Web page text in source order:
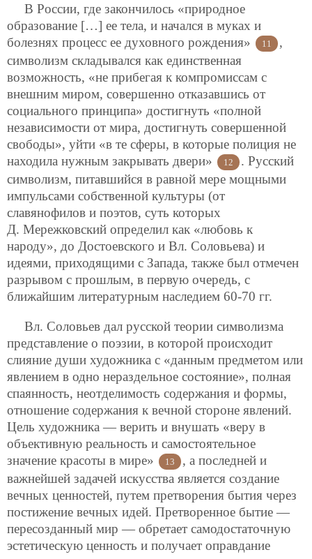
В России, где закончилось «природное
образование […] ее тела, и начался в муках и
болезнях процесс ее духовного рождения»
11
,
символизм складывался как единственная
возможность, «не прибегая к компромиссам с
внешним миром, совершенно отказавшись от
социального принципа» достигнуть «полной
независимости от мира, достигнуть совершенной
свободы», уйти «в те сферы, в которые полиция не
находила нужным закрывать двери»
12
. Русский
символизм, питавшийся в равной мере мощными
импульсами собственной культуры (от
славянофилов и поэтов, суть которых
Д. Мережковский определил как «любовь к
народу», до Достоевского и Вл. Соловьева) и
идеями, приходящими с Запада, также был отмечен
разрывом с прошлым, в первую очередь, с
ближайшим литературным наследием 60-70 гг.
Вл. Соловьев дал русской теории символизма
представление о поэзии, в которой происходит
слияние души художника с «данным предметом или
явлением в одно нераздельное состояние», полная
спаянность, неотделимость содержания и формы,
отношение содержания к вечной стороне явлений.
Цель художника — верить и внушать «веру в
объективную реальность и самостоятельное
значение красоты в мире»
13
, а последней и
важнейшей задачей искусства является создание
вечных ценностей, путем претворения бытия через
постижение вечных идей. Претворенное бытие —
пересозданный мир — обретает самодостаточную
эстетическую ценность и получает оправдание